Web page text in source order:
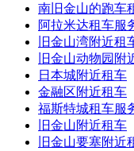
南旧金山的跑车
阿拉米达租车服
旧金山湾附近租
旧金山动物园附
日本城附近租车
金融区附近租车
福斯特城租车服
旧金山附近租车
旧金山要塞附近